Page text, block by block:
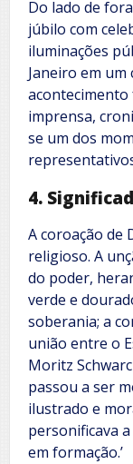
Do lado de
júbilo com
iluminações
Janeiro em um
imprensa,
se um dos
4.
A coroação de
religioso. A
do poder,
verde e
soberania; a
união entre o
Moritz
passou a ser
ilustrado e
personificava
em formação.’